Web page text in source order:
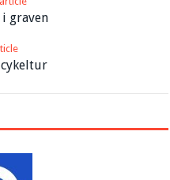
graven
cykeltur